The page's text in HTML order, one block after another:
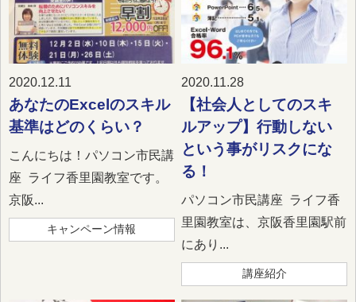
2020.12.11
あなたのExcelのスキル
基準はどのくらい？
こんにちは！パソコン市民講
座 ライフ香里園教室です。
京阪...
キャンペーン情報
2020.11.28
【社会人としてのスキ
ルアップ】行動しない
という事がリスクにな
る！
パソコン市民講座 ライフ香
里園教室は、京阪香里園駅前
にあり...
講座紹介